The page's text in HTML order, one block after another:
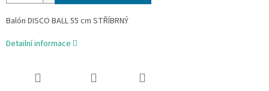
Balón DISCO BALL 55 cm STŘÍBRNÝ
Detailní informace